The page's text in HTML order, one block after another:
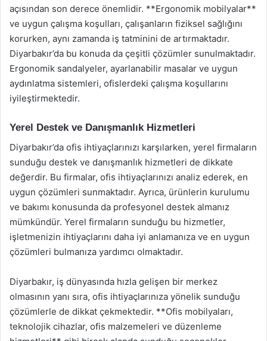
açısından son derece önemlidir. **Ergonomik mobilyalar**
ve uygun çalışma koşulları, çalışanların fiziksel sağlığını
korurken, aynı zamanda iş tatminini de artırmaktadır.
Diyarbakır’da bu konuda da çeşitli çözümler sunulmaktadır.
Ergonomik sandalyeler, ayarlanabilir masalar ve uygun
aydınlatma sistemleri, ofislerdeki çalışma koşullarını
iyileştirmektedir.
Yerel Destek ve Danışmanlık Hizmetleri
Diyarbakır’da ofis ihtiyaçlarınızı karşılarken, yerel firmaların
sunduğu destek ve danışmanlık hizmetleri de dikkate
değerdir. Bu firmalar, ofis ihtiyaçlarınızı analiz ederek, en
uygun çözümleri sunmaktadır. Ayrıca, ürünlerin kurulumu
ve bakımı konusunda da profesyonel destek almanız
mümkündür. Yerel firmaların sunduğu bu hizmetler,
işletmenizin ihtiyaçlarını daha iyi anlamanıza ve en uygun
çözümleri bulmanıza yardımcı olmaktadır.
Diyarbakır, iş dünyasında hızla gelişen bir merkez
olmasının yanı sıra, ofis ihtiyaçlarınıza yönelik sunduğu
çözümlerle de dikkat çekmektedir. **Ofis mobilyaları,
teknolojik cihazlar, ofis malzemeleri ve düzenleme